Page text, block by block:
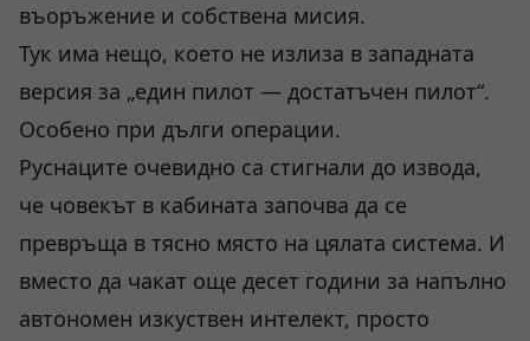
въоръжение и собствена мисия.
Тук има нещо, което не излиза в западната
версия за „един пилот — достатъчен пилот“.
Особено при дълги операции.
Руснаците очевидно са стигнали до извода,
че човекът в кабината започва да се
превръща в тясно място на цялата система. И
вместо да чакат още десет години за напълно
автономен изкуствен интелект, просто